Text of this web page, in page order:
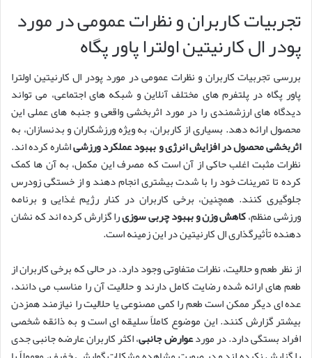
تجربیات کاربران و نظرات عمومی در مورد
پودر ال کارنیتین اولترا پاور پگاه
بررسی تجربیات کاربران و نظرات عمومی در مورد پودر ال کارنیتین اولترا
پاور پگاه در پلتفرم های مختلف آنلاین و شبکه های اجتماعی، می تواند
دیدگاه های ارزشمندی را در مورد اثربخشی واقعی و جنبه های عملی این
محصول ارائه دهد. بسیاری از کاربران، به ویژه ورزشکاران و بدنسازان، به
اثربخشی محصول در افزایش انرژی و بهبود عملکرد ورزشیاشاره کرده اند.
نظرات مثبت اغلب حاکی از آن است که مصرف این مکمل، به آن ها کمک
کرده تا تمرینات خود را با شدت بیشتری انجام دهند و از خستگی زودرس
جلوگیری کنند. همچنین، برخی کاربران در کنار رژیم غذایی و برنامه
ورزشی منظم،کاهش وزن و بهبود چربی سوزیرا گزارش کرده اند که نشان
دهنده تأثیرگذاری ال کارنیتین در این زمینه است.
از نظر طعم و حلالیت، نظرات متفاوتی وجود دارد. در حالی که برخی کاربران از
طعم های ارائه شده رضایت کامل دارند و حلالیت آن را مناسب می دانند،
عده ای دیگر ممکن است طعم را کمی مصنوعی یا حلالیت را نیازمند همزدن
بیشتر گزارش کنند. این موضوع کاملاً سلیقه ای است و به ذائقه شخصی
افراد بستگی دارد. در موردعوارض جانبی، اکثر کاربران عارضه جانبی جدی